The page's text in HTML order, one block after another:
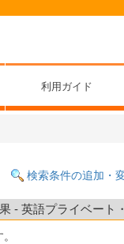
利用ガイド
検索条件の追加・
- 英語プライベー